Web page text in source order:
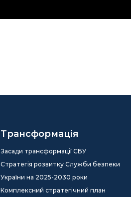
Трансформація
Засади трансформації СБУ
Стратегія розвитку Служби безпеки
України на 2025-2030 роки
Комплексний стратегічний план